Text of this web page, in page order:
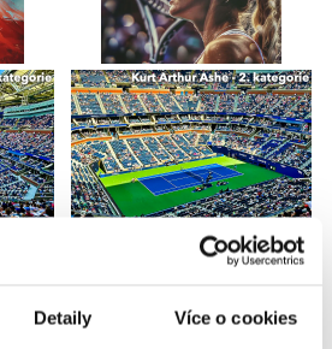
Detaily Více o cookies